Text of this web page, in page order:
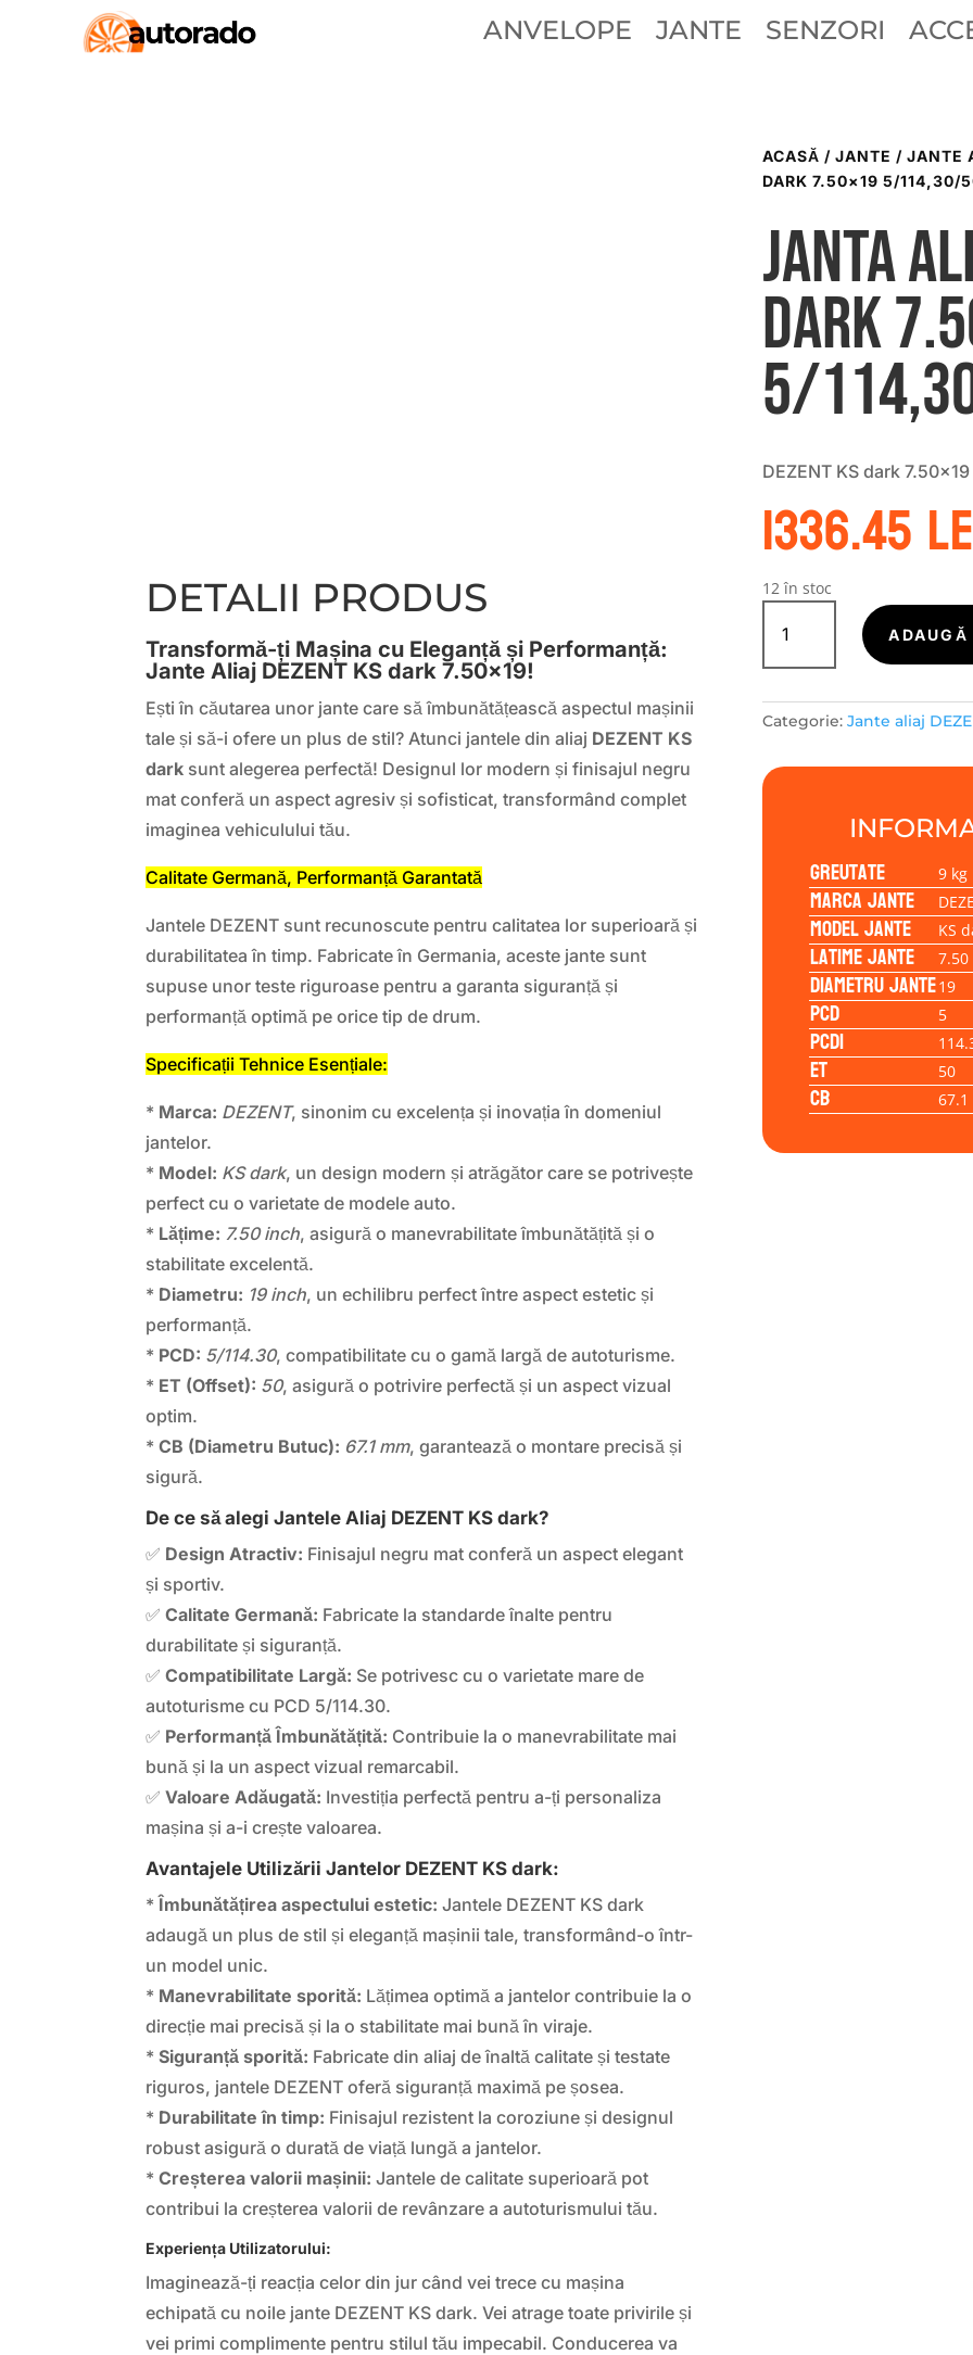
ANVELOPE JANTE SENZORI
DETALII PRODUS
Transformă-ți Mașina cu Eleganță și Performanță:
Jante Aliaj DEZENT KS dark 7.50×19!
Ești în căutarea unor jante care să îmbunătățească aspectul mașinii
tale și să-i ofere un plus de stil? Atunci jantele din aliaj DEZENT KS
dark sunt alegerea perfectă! Designul lor modern și finisajul negru
mat conferă un aspect agresiv și sofisticat, transformând complet
imaginea vehiculului tău.
Calitate Germană, Performanță Garantată
Jantele DEZENT sunt recunoscute pentru calitatea lor superioară și
durabilitatea în timp. Fabricate în Germania, aceste jante sunt
supuse unor teste riguroase pentru a garanta siguranță și
performanță optimă pe orice tip de drum.
Specificații Tehnice Esențiale:
* Marca: DEZENT, sinonim cu excelența și inovația în domeniul
jantelor.
* Model: KS dark, un design modern și atrăgător care se potrivește
perfect cu o varietate de modele auto.
* Lățime: 7.50 inch, asigură o manevrabilitate îmbunătățită și o
stabilitate excelentă.
* Diametru: 19 inch, un echilibru perfect între aspect estetic și
performanță.
* PCD: 5/114.30, compatibilitate cu o gamă largă de autoturisme.
* ET (Offset): 50, asigură o potrivire perfectă și un aspect vizual
optim.
*CB (Diametru Butuc): 67.1 mm, garantează o montare precisă și
sigură.
De ce să alegi Jantele Aliaj DEZENT KS dark?
✅ Design Atractiv: Finisajul negru mat conferă un aspect elegant
și sportiv.
✅Calitate Germană: Fabricate la standarde înalte pentru
durabilitate și siguranță.
✅Compatibilitate Largă: Se potrivesc cu o varietate mare de
autoturisme cu PCD 5/114.30.
✅ Performanță Îmbunătățită: Contribuie la o manevrabilitate mai
bună și la un aspect vizual remarcabil.
✅Valoare Adăugată: Investiția perfectă pentru a-ți personaliza
mașina și a-i crește valoarea.
Avantajele Utilizării Jantelor DEZENT KS dark:
*Îmbunătățirea aspectului estetic: Jantele DEZENT KS dark
adaugă un plus de stil și eleganță mașinii tale, transformând-o într-
un model unic.
* Manevrabilitate sporită: Lățimea optimă a jantelor contribuie la o
direcție mai precisă și la o stabilitate mai bună în viraje.
*Siguranță sporită: Fabricate din aliaj de înaltă calitate și testate
riguros, jantele DEZENT oferă siguranță maximă pe șosea.
* Durabilitate în timp: Finisajul rezistent la coroziune și designul
robust asigură o durată de viață lungă a jantelor.
*Creșterea valorii mașinii: Jantele de calitate superioară pot
contribui la creșterea valorii de revânzare a autoturismului tău.
Experiența Utilizatorului:
Imaginează-ți reacția celor din jur când vei trece cu mașina
echipată cu noile jante DEZENT KS dark. Vei atrage toate privirile și
vei primi complimente pentru stilul tău impecabil. Conducerea va
ACASĂ / JANTE / JANTE
DARK 7.50×19 5/114,30/
Janta
dark
5/
DEZENT KS dark
1336.45
12 în stoc
Cantitate
Janta
aliaj
KS
dark
7.50x19
5/114,30/50/67,1
Categorie: Jante aliaj
Greutate 9 kg
Marca jante
Model jante KS
Latime jante 7.50
Diametru jante19
PCD 5
PCD1
ET 50
CB 67.1